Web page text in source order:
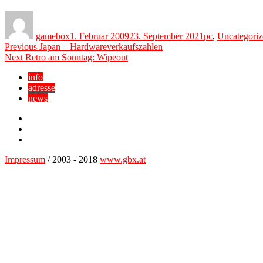
gamebox1. Februar 200923. September 2021pc,
Beitragsnavigation
Previous Previous
post:
Japan – Hardwareverkaufszahlen
Next Next
Retro am Sonntag: Wipeout
info
adresse
news
Impressum / 2003 - 2018 www.gbx.at